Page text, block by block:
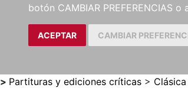
botón CAMBIAR PREFERENCIAS
ACEPTAR CAMBIAR
> Partituras y ediciones críticas > Clásica